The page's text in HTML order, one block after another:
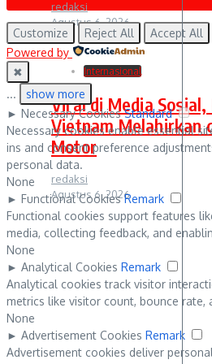
redaksi
Agustus 6, 2026
Internasional
Viral di Media Sosial,
Vietnam Melahirkan
Motor
redaksi
Agustus 6, 2026
Customize Reject All
Accept All
Powered by
✖
...
show more
► Necessary Cookies Standard
Necessary cookies enable essential
ins and consent preference
personal data.
None
► Functional Cookies Remark
Functional cookies support features
media, collecting feedback, and
None
► Analytical Cookies Remark
Analytical cookies track visitor
metrics like visitor count, bounce rate,
None
► Advertisement Cookies Remark
Advertisement cookies deliver